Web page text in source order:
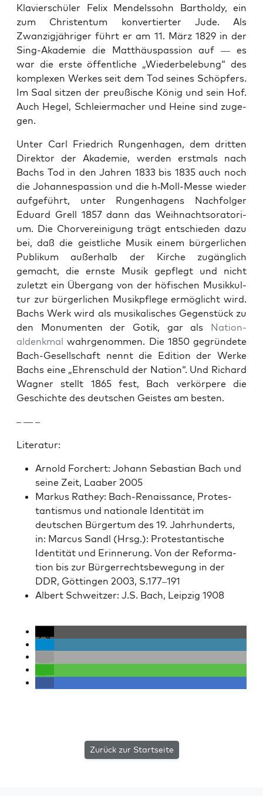
Klavier­schüler Felix Mendelssohn Bartholdy, ein
zum Chris­ten­tum kon­vertiert­er Jude. Als
Zwanzigjähriger führt er am 11. März 1829 in der
Sing-Akademie die Matthäus­pas­sion auf — es
war die erste öffentliche „Wieder­bele­bung“ des
kom­plex­en Werkes seit dem Tod seines Schöpfers.
Im Saal sitzen der preußis­che König und sein Hof.
Auch Hegel, Schleier­ma­ch­er und Heine sind zuge­
gen.
Unter Carl Friedrich Run­gen­hagen, dem drit­ten
Direk­tor der Akademie, wer­den erst­mals nach
Bachs Tod in den Jahren 1833 bis 1835 auch noch
die Johannes­pas­sion und die h‑Moll-Messe wieder
aufge­führt, unter Run­gen­hagens Nach­fol­ger
Eduard Grell 1857 dann das Wei­h­nacht­so­ra­to­ri­
um. Die Chorvere­ini­gung trägt entsch­ieden dazu
bei, daß die geistliche Musik einem bürg­er­lichen
Pub­likum außer­halb der Kirche zugänglich
gemacht, die ern­ste Musik gepflegt und nicht
zulet­zt ein Über­gang von der höfis­chen Musikkul­
tur zur bürg­er­lichen Musikpflege ermöglicht wird.
Bachs Werk wird als musikalis­ches Gegen­stück zu
den Mon­u­menten der Gotik, gar als Nation­
aldenkmal wahrgenom­men. Die 1850 gegrün­dete
Bach-Gesellschaft nen­nt die Edi­tion der Werke
Bachs eine „Ehren­schuld der Nation“. Und Richard
Wag­n­er stellt 1865 fest, Bach verkör­pere die
Geschichte des deutschen Geistes am besten.
– — –
Lit­er­atur:
Arnold Forchert: Johann Sebas­t­ian Bach und
seine Zeit, Laaber 2005
Markus Rathey: Bach-Renais­sance, Protes­
tantismus und nationale Iden­tität im
deutschen Bürg­er­tum des 19. Jahrhun­derts,
in: Mar­cus San­dl (Hrsg.): Protes­tantis­che
Iden­tität und Erin­nerung. Von der Ref­or­ma­
tion bis zur Bürg­er­rechts­be­we­gung in der
DDR, Göt­tin­gen 2003, S.177–191
Albert Schweitzer: J.S. Bach, Leipzig 1908
Zurück zur Startseite